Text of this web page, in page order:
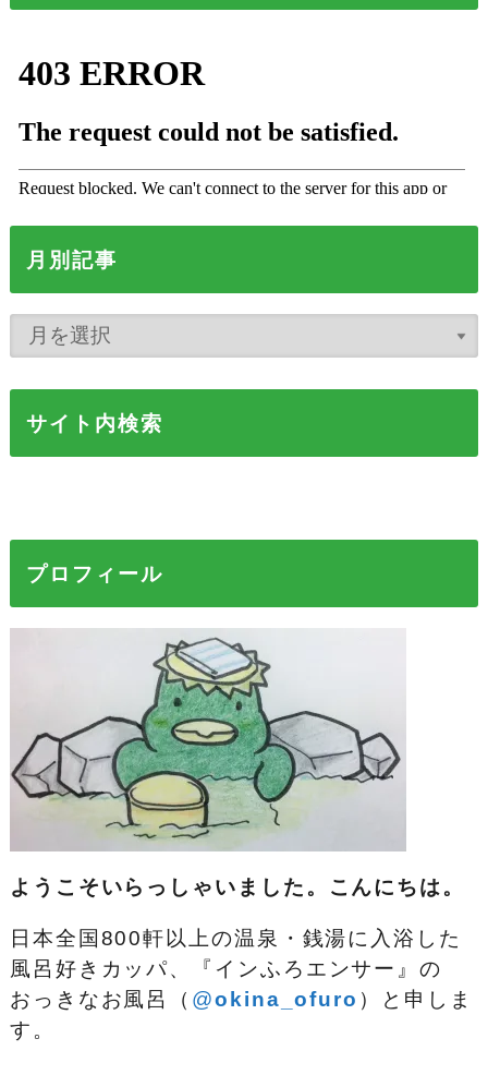
月別記事
サイト内検索
プロフィール
ようこそいらっしゃいました。こんにちは。
日本全国800軒以上の温泉・銭湯に入浴した
風呂好きカッパ、『インふろエンサー』の
おっきなお風呂（ @okina_ofuro ）
と申しま
す。